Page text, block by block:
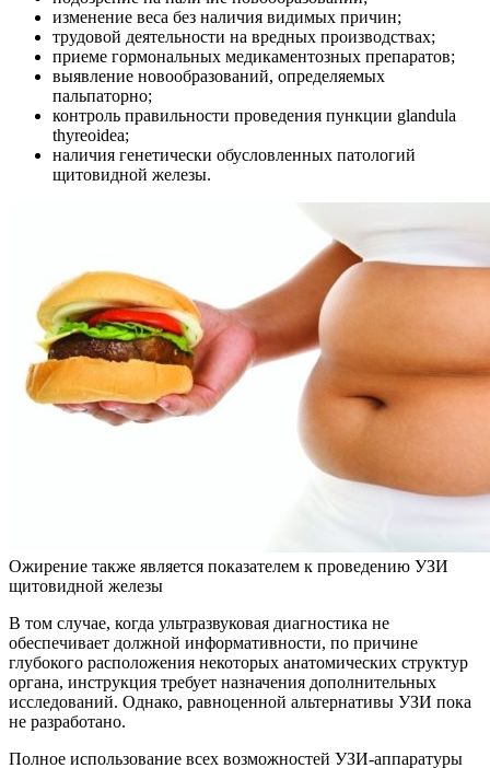
изменение веса без наличия видимых причин;
трудовой деятельности на вредных производствах;
приеме гормональных медикаментозных препаратов;
выявление новообразований, определяемых
пальпаторно;
контроль правильности проведения пункции glandula
thyreoidea;
наличия генетически обусловленных патологий
щитовидной железы.
Ожирение также является показателем к проведению УЗИ
щитовидной железы
В том случае, когда ультразвуковая диагностика не
обеспечивает должной информативности, по причине
глубокого расположения некоторых анатомических структур
органа, инструкция требует назначения дополнительных
исследований. Однако, равноценной альтернативы УЗИ пока
не разработано.
Полное использование всех возможностей УЗИ-аппаратуры